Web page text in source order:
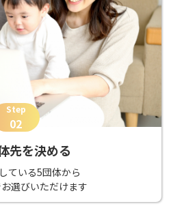
Step
02
先を決める
ている5団体から
選びいただけます